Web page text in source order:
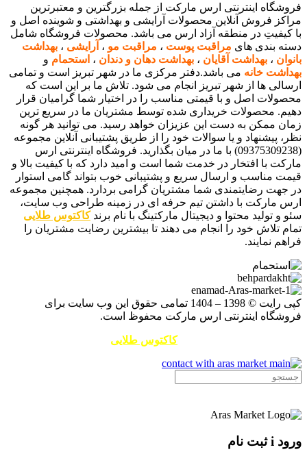
فروشگاه اینترنتی ارس مارکت از جمله بزرگترین و معتبرترین
مراکز فروش آنلاین محصولات آرایشی و بهداشتی و شوینده اصل و
با کیفیتِ در منطقه آزاد ارس می باشد. محصولات فروشگاه شامل
دسته بندی های مراقبت پوست ، مراقبت مو ، آرایشی ، بهداشت
بانوان ، بهداشت آقایان ، بهداشت دهان و دندان ، استحمام و
بهداشت خانه می باشد.دفتر مرکزی ما در شهر تبریز است و تمامی
ارسالی ها از شهر تبریز انجام می شود. تلاش ما بر این است که
محصولات اصل و با قیمتی مناسب را در اختیار شما گرامیان قرار
دهیم. محصولات خریداری شده توسط مشتریان ما در سریع ترین
زمان ممکن به دست این عزیزان خواهد رسید. می توانید هر گونه
نظر، پیشنهاد و یا سوالات خود را از طریق پشتیبانی آنلاین مجموعه
(09375309238) با ما در میان بگذارید. فروشگاه اینترنتی ارس
مارکت با افتخار در خدمت شما است و امید دارد که با کیفیت بالا و
قیمت مناسب و ارسال سریع و پشتیبانی خوب بتواند گامی استوار
در جهت رضایتمندی شما مشتریان گرامی بردارد. همچنین مجموعه
ارس مارکت با داشتن تیم حرفه ای در زمینه طراحی وب سایت،
سئو و تولید محتوا و دیجیتال مارکتینگ با نام برندکاکتوس طلایی
تمام تلاش خود را انجام می دهند تا بیشترین رضایت مشتریان را
فراهم نمایند.
کپی رایت © 1398 – 1404 تمامی حقوق این وب سایت برای
فروشگاه اینترنتی ارس مارکت محفوظ است.
کاکتوس طلایی
ورود i ثبت نام